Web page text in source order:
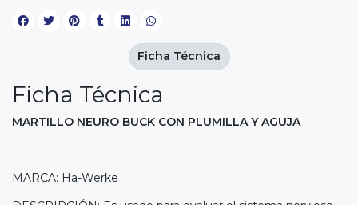
Ficha Técnica
MARTILLO NEURO BUCK CON PLUMILLA Y AGUJA
MARCA: Ha-Werke
Ficha Técnica